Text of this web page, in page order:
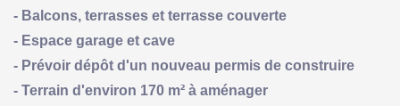
- Balcons, terrasses et terrasse couverte
- Espace garage et cave
- Prévoir dépôt d'un nouveau permis de construire
- Terrain d'environ 170 m² à aménager